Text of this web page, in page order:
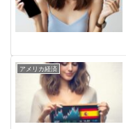
アメリカ経済